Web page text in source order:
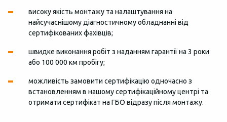
високу якість монтажу та налаштування на
найсучаснішому діагностичному обладнанні від
сертифікованих фахівців;
швидке виконання робіт з наданням гарантії на 3 роки
або 100 000 км пробігу;
можливість замовити сертифікацію одночасно з
встановленням в нашому сертифікаційному центрі та
отримати сертифікат на ГБО відразу після монтажу.